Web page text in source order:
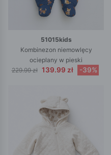
51015kids
Kombinezon niemowlęcy
ocieplany w pieski
229.99 zł 139.99 zł -39%